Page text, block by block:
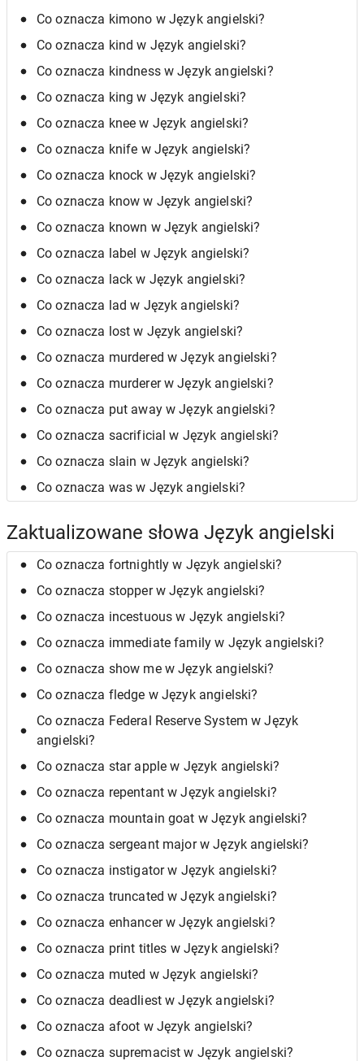
Co oznacza kimono w Język angielski?
Co oznacza kind w Język angielski?
Co oznacza kindness w Język angielski?
Co oznacza king w Język angielski?
Co oznacza knee w Język angielski?
Co oznacza knife w Język angielski?
Co oznacza knock w Język angielski?
Co oznacza know w Język angielski?
Co oznacza known w Język angielski?
Co oznacza label w Język angielski?
Co oznacza lack w Język angielski?
Co oznacza lad w Język angielski?
Co oznacza lost w Język angielski?
Co oznacza murdered w Język angielski?
Co oznacza murderer w Język angielski?
Co oznacza put away w Język angielski?
Co oznacza sacrificial w Język angielski?
Co oznacza slain w Język angielski?
Co oznacza was w Język angielski?
Zaktualizowane słowa Język angielski
Co oznacza fortnightly w Język angielski?
Co oznacza stopper w Język angielski?
Co oznacza incestuous w Język angielski?
Co oznacza immediate family w Język angielski?
Co oznacza show me w Język angielski?
Co oznacza fledge w Język angielski?
Co oznacza Federal Reserve System w Język
angielski?
Co oznacza star apple w Język angielski?
Co oznacza repentant w Język angielski?
Co oznacza mountain goat w Język angielski?
Co oznacza sergeant major w Język angielski?
Co oznacza instigator w Język angielski?
Co oznacza truncated w Język angielski?
Co oznacza enhancer w Język angielski?
Co oznacza print titles w Język angielski?
Co oznacza muted w Język angielski?
Co oznacza deadliest w Język angielski?
Co oznacza afoot w Język angielski?
Co oznacza supremacist w Język angielski?